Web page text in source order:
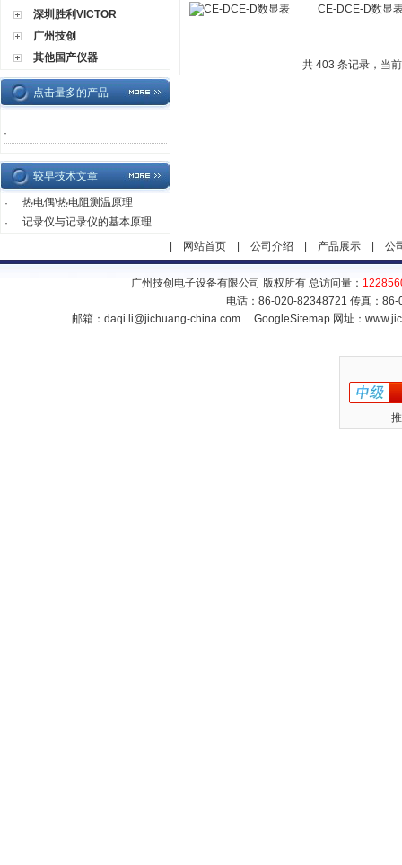
深圳胜利VICTOR
广州技创
其他国产仪器
点击量多的产品
·
较早技术文章
·
热电偶\热电阻测温原理
·
记录仪与记录仪的基本原理
CE-DCE-D数显
共 403 条记录，当
网站首页| 公司介绍 产品展示| 公
广州技创电子设备有限公司 版权所有 总访问量：
电话：86-020-82348721 传真：
邮箱： daqi.li@jichuang-china.com GoogleSitemap 网址：